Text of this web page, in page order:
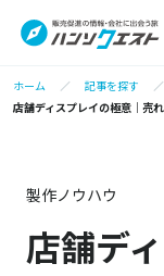
ホーム 記事を探す
店舗ディスプレイの極意｜売
製作ノウハウ
店舗デ